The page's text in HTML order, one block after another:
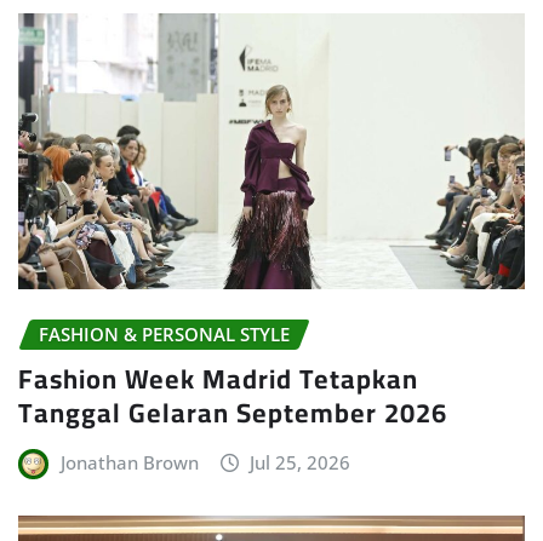
FASHION & PERSONAL STYLE
Fashion Week Madrid Tetapkan
Tanggal Gelaran September 2026
Jonathan Brown Jul 25, 2026